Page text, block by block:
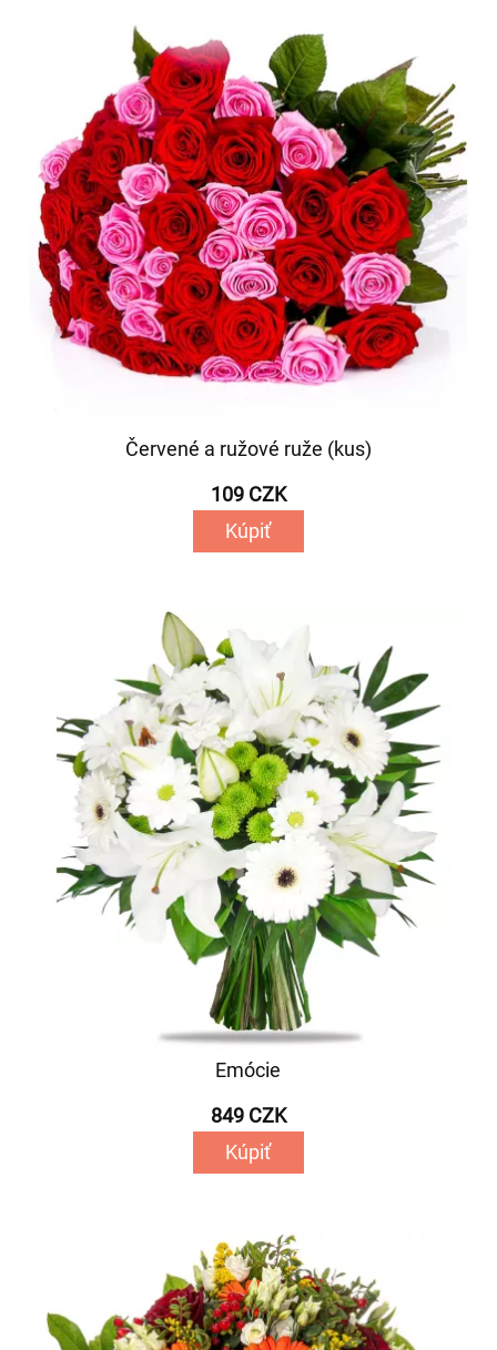
Červené a ružové ruže (kus)
109 CZK
Kúpiť
Emócie
849 CZK
Kúpiť